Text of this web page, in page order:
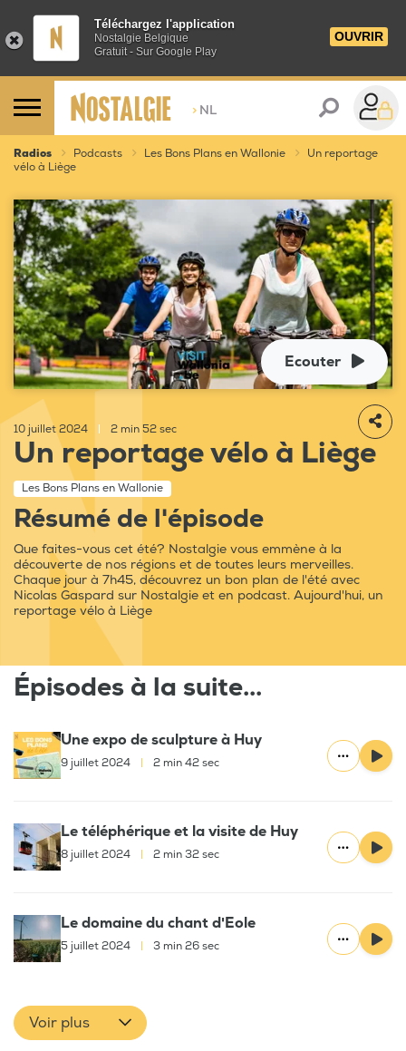
Téléchargez l'application
Nostalgie Belgique
Gratuit - Sur Google Play
OUVRIR
> NL
Radios Podcasts Les Bons Plans en Wallonie
Un reportage
vélo à Liège
Ecouter
10 juillet 2024 2 min 52 sec
Un reportage vélo à Liège
Les Bons Plans en Wallonie
Résumé de l'épisode
Que faites-vous cet été? Nostalgie vous emmène à la
découverte de nos régions et de toutes leurs merveilles.
Chaque jour à 7h45, découvrez un bon plan de l'été avec
Nicolas Gaspard sur Nostalgie et en podcast. Aujourd'hui, un
reportage vélo à Liège
Épisodes à la suite...
Une expo de sculpture à Huy
9 juillet 2024 2 min 42 sec
Le téléphérique et la visite de Huy
8 juillet 2024 2 min 32 sec
Le domaine du chant d'Eole
5 juillet 2024 3 min 26 sec
Voir plus